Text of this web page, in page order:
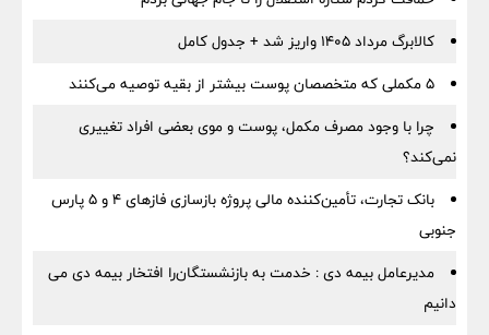
کالابرگ مرداد ۱۴۰۵ واریز شد + جدول کامل
۵ مکملی که متخصصان پوست بیشتر از بقیه توصیه می‌کنند
چرا با وجود مصرف مکمل، پوست و موی بعضی افراد تغییری
نمی‌کند؟
بانک تجارت، تأمین‌کننده مالی پروژه بازسازی فازهای ۴ و ۵ پارس
جنوبی
مدیرعامل بیمه دی : خدمت به بازنشستگان‌را افتخار بیمه دی می
دانیم